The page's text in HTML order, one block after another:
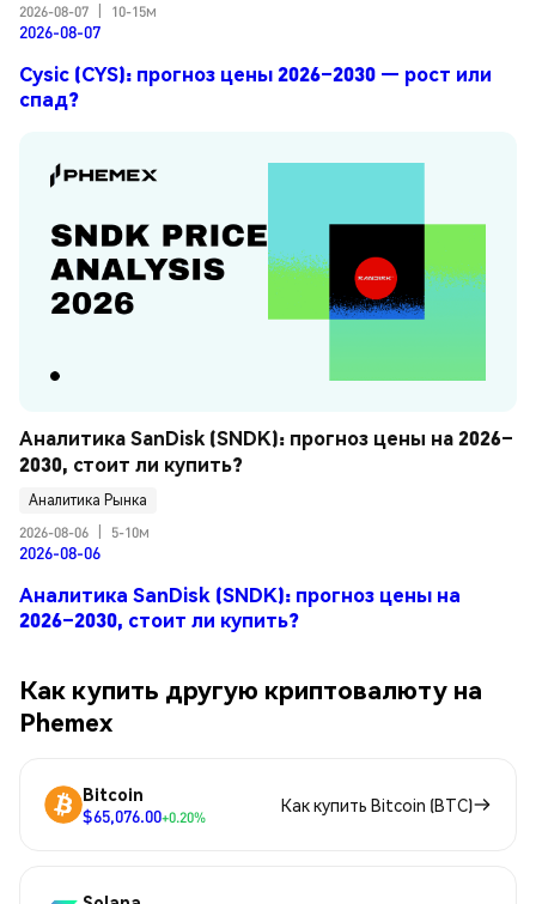
2026-08-07
10-15м
2026-08-07
Cysic (CYS): прогноз цены 2026–2030 — рост или
спад?
Аналитика SanDisk (SNDK): прогноз цены на 2026–
2030, стоит ли купить?
Аналитика Рынка
2026-08-06
5-10м
2026-08-06
Аналитика SanDisk (SNDK): прогноз цены на
2026–2030, стоит ли купить?
Как купить другую криптовалюту на
Phemex
Bitcoin
$65,076.00+0.20%
Как купить Bitcoin (BTC)